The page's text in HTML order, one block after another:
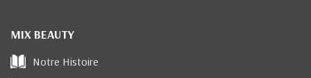
MIX BEAUTY
Notre Histoire